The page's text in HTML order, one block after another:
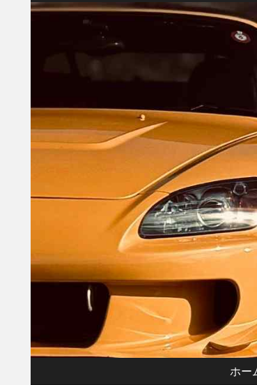
ホー